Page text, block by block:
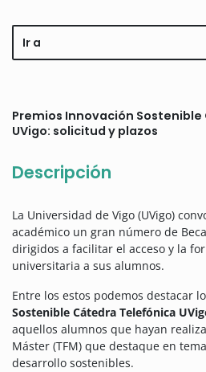
Ir a
Premios Innovación
UVigo: solicitud y plazos
Descripción
La Universidad de Vigo (UVigo)
académico un gran número de
dirigidos a facilitar el acceso y la
universitaria a sus alumnos.
Entre los estos podemos destacar
Sostenible Cátedra Telefónica
aquellos alumnos que hayan
Máster (TFM) que destaque en
desarrollo sostenibles.